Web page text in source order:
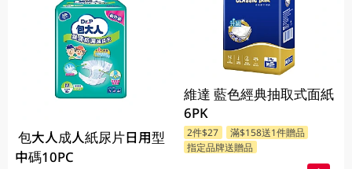
包大人成人紙尿片日用型
中碼10PC
維達 藍色經典抽取式面紙
6PK
2件$27
滿$158送1件贈品
指定品牌送贈品